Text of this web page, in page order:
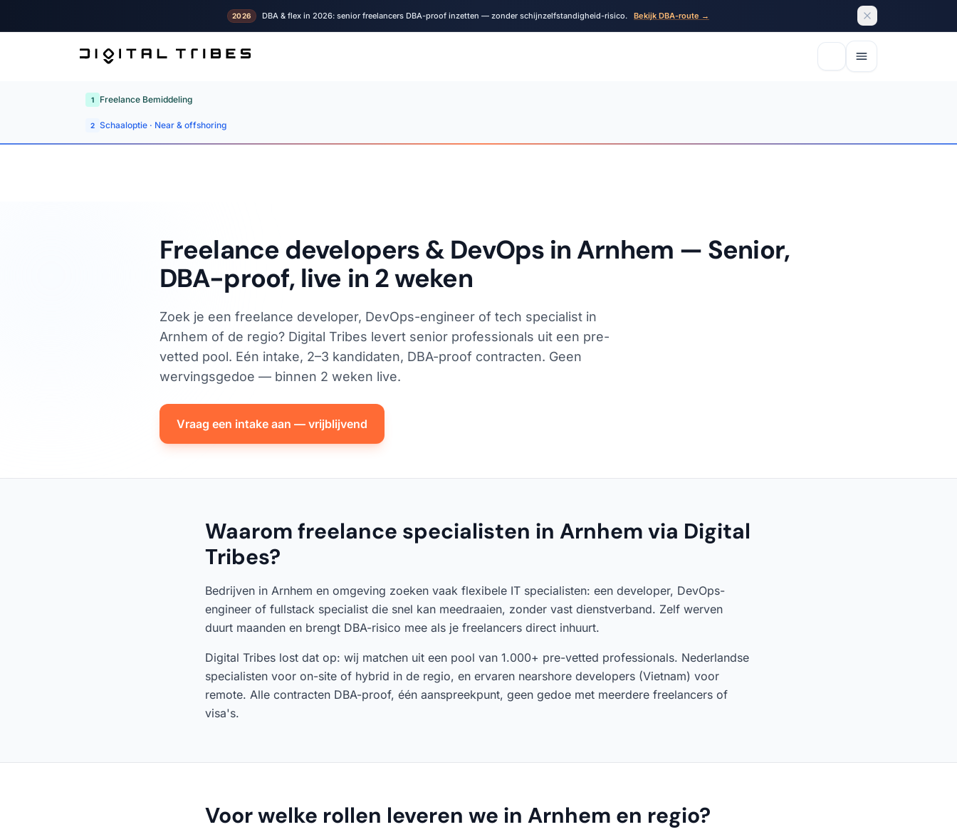
2026 DBA & flex in 2026: senior freelancers DBA-proof inzetten — zonder schijnzelfstandigheid-risico. Bekijk DBA-route →
1 Freelance Bemiddeling
2 Schaaloptie · Near & offshoring
Freelance developers & DevOps in Arnhem — Senior,
DBA-proof, live in 2 weken
Zoek je een freelance developer, DevOps-engineer of tech specialist in
Arnhem of de regio? Digital Tribes levert senior professionals uit een pre-
vetted pool. Eén intake, 2–3 kandidaten, DBA-proof contracten. Geen
wervingsgedoe — binnen 2 weken live.
Vraag een intake aan — vrijblijvend
Waarom freelance specialisten in Arnhem via Digital
Tribes?
Bedrijven in Arnhem en omgeving zoeken vaak flexibele IT specialisten: een developer, DevOps-
engineer of fullstack specialist die snel kan meedraaien, zonder vast dienstverband. Zelf werven
duurt maanden en brengt DBA-risico mee als je freelancers direct inhuurt.
Digital Tribes lost dat op: wij matchen uit een pool van 1.000+ pre-vetted professionals. Nederlandse
specialisten voor on-site of hybrid in de regio, en ervaren nearshore developers (Vietnam) voor
remote. Alle contracten DBA-proof, één aanspreekpunt, geen gedoe met meerdere freelancers of
visa's.
Voor welke rollen leveren we in Arnhem en regio?